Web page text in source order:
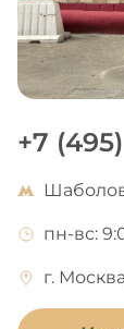
+7
пн-вс:
г.